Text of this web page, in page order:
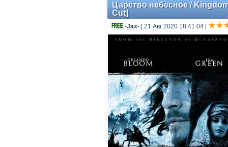
Царство небесное /
Cut]
-Jax- | 21 Авг 2020 18:41:04